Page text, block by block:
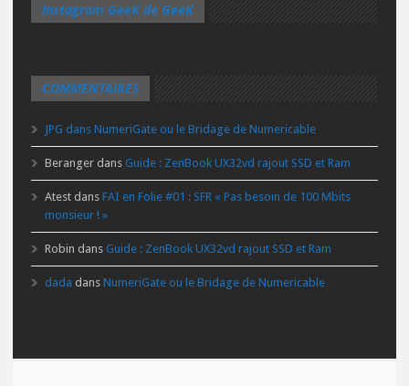
Instagram GeeK de GeeK
COMMENTAIRES
JPG dans NumeriGate ou le Bridage de Numericable
Beranger dans Guide : ZenBook UX32vd rajout SSD et Ram
Atest dans FAI en Folie #01 : SFR « Pas besoin de 100 Mbits
monsieur ! »
Robin dans Guide : ZenBook UX32vd rajout SSD et Ram
dada dans NumeriGate ou le Bridage de Numericable